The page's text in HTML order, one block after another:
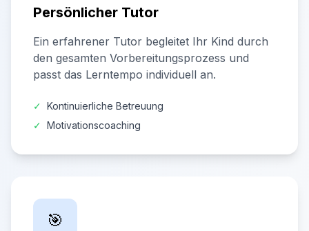
Persönlicher Tutor
Ein erfahrener Tutor begleitet Ihr Kind durch
den gesamten Vorbereitungsprozess und
passt das Lerntempo individuell an.
✓ Kontinuierliche Betreuung
✓ Motivationscoaching
🎯